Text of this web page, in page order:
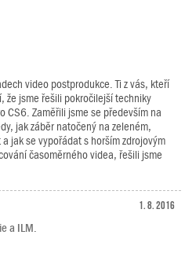
video postprodukce. Ti z vás, kteří
že jsme řešili pokročilejší techniky
CS6. Zaměřili jsme se především na
jak záběr natočený na zeleném,
jak se vypořádat s horším zdrojovým
časoměrného videa, řešili jsme
1. 8. 2016
a ILM.